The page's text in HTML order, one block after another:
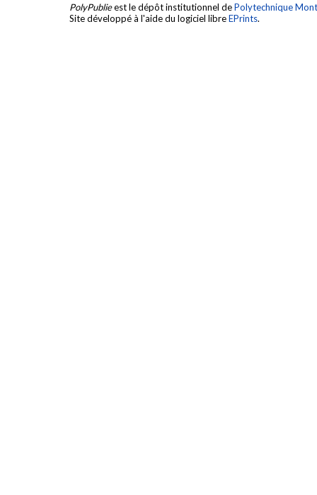
PolyPublieest le dépôt institutionnel dePolytechnique
Site développé à l'aide du logiciel libreEPrints.